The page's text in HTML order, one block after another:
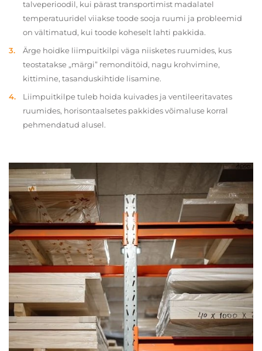
talveperioodil, kui pärast transportimist madalatel
temperatuuridel viiakse toode sooja ruumi ja probleemid
on vältimatud, kui toode koheselt lahti pakkida.
Ärge hoidke liimpuitkilpi väga niisketes ruumides, kus
teostatakse „märgi” remonditöid, nagu krohvimine,
kittimine, tasanduskihtide lisamine.
Liimpuitkilpe tuleb hoida kuivades ja ventileeritavates
ruumides, horisontaalsetes pakkides võimaluse korral
pehmendatud alusel.